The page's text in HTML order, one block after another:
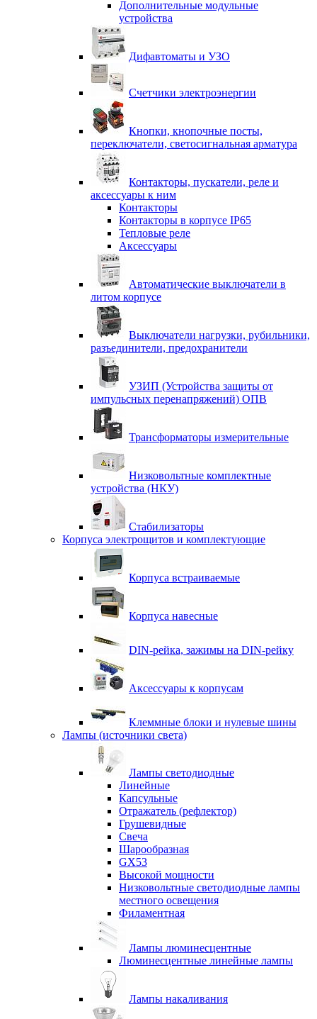
Дополнительные модульные
устройства
Дифавтоматы и УЗО
Счетчики электроэнергии
Кнопки, кнопочные посты,
переключатели, светосигнальная арматура
Контакторы, пускатели, реле и
аксессуары к ним
Контакторы
Контакторы в корпусе IP65
Тепловые реле
Аксессуары
Автоматические выключатели в
литом корпусе
Выключатели нагрузки, рубильники,
разъединители, предохранители
УЗИП (Устройства защиты от
импульсных перенапряжений) ОПВ
Трансформаторы измерительные
Низковольтные комплектные
устройства (НКУ)
Стабилизаторы
Корпуса электрощитов и комплектующие
Корпуса встраиваемые
Корпуса навесные
DIN-рейка, зажимы на DIN-рейку
Аксессуары к корпусам
Клеммные блоки и нулевые шины
Лампы (источники света)
Лампы светодиодные
Линейные
Капсульные
Отражатель (рефлектор)
Грушевидные
Свеча
Шарообразная
GX53
Высокой мощности
Низковольтные светодиодные лампы
местного освещения
Филаментная
Лампы люминесцентные
Люминесцентные линейные лампы
Лампы накаливания